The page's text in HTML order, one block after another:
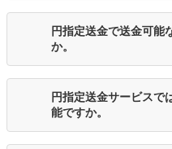
円指定送金で送金可能
か。
円指定送金サービスで
能ですか。